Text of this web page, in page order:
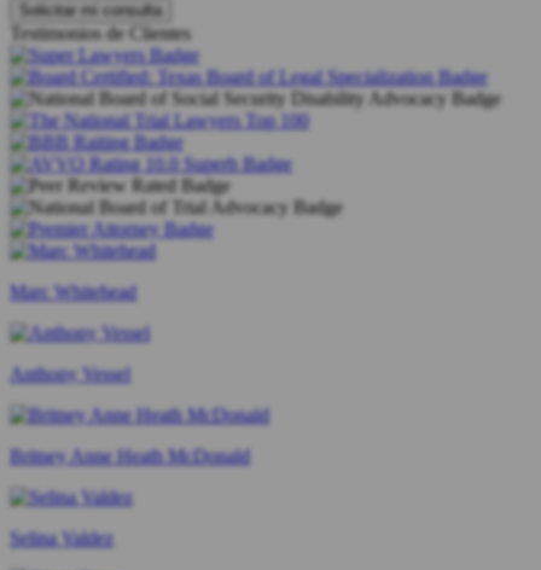
Testimonios de Clientes
Marc Whitehead
Anthony Vessel
Britney Anne Heath McDonald
Selina Valdez